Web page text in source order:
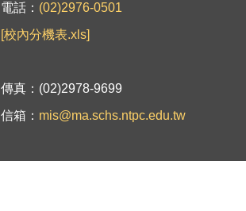
電話： (02)2976-0501
[校內分機表.xls]
傳真：(02)2978-9699
信箱： mis@ma.schs.ntpc.edu.tw